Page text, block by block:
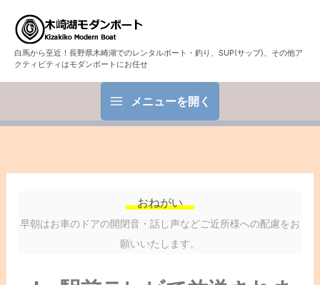
白馬から至近！長野県木崎湖でのレンタルボート・釣り、SUP(サップ)、その他ア
クティビティはモダンボートにお任せ
メニューを開く
おねがい
早朝はお車のドアの開閉音・話し声などご近所様への配慮をお
願いいたします。